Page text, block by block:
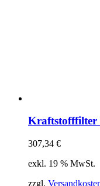
307,34 €
exkl. 19 % MwSt.
zzgl.